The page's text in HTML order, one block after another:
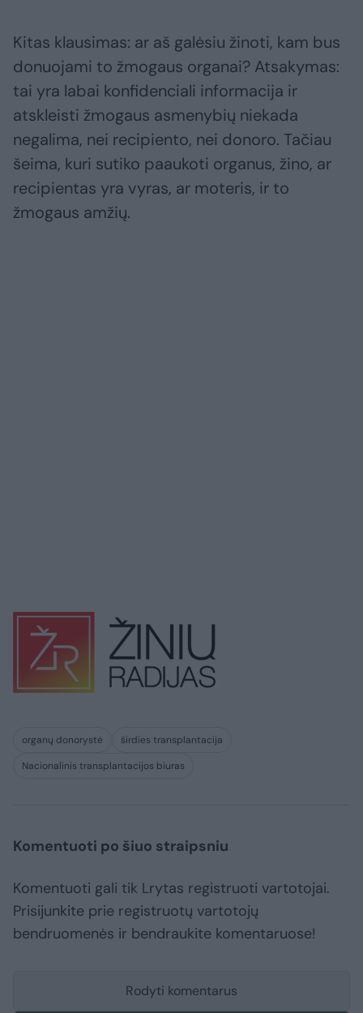
Kitas klausimas: ar aš galėsiu žinoti, kam bus
donuojami to žmogaus organai? Atsakymas:
tai yra labai konfidenciali informacija ir
atskleisti žmogaus asmenybių niekada
negalima, nei recipiento, nei donoro. Tačiau
šeima, kuri sutiko paaukoti organus, žino, ar
recipientas yra vyras, ar moteris, ir to
žmogaus amžių.
organų donorystė
širdies transplantacija
Nacionalinis transplantacijos biuras
Komentuoti po šiuo straipsniu
Komentuoti gali tik Lrytas registruoti vartotojai.
Prisijunkite prie registruotų vartotojų
bendruomenės ir bendraukite komentaruose!
Rodyti komentarus